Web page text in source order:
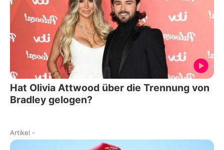
Hat Olivia Attwood über die Trennung von
Bradley gelogen?
Artikel -